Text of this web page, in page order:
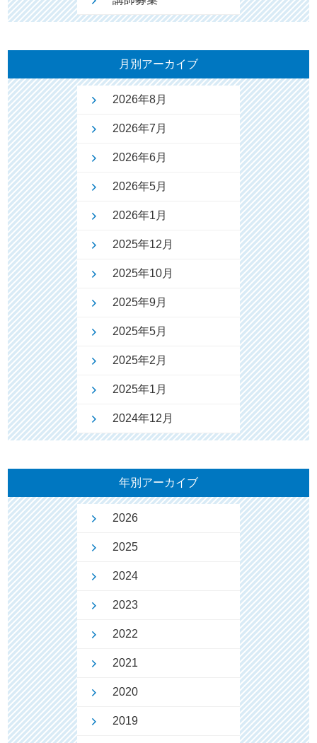
月別アーカイブ
2026年8月
2026年7月
2026年6月
2026年5月
2026年1月
2025年12月
2025年10月
2025年9月
2025年5月
2025年2月
2025年1月
2024年12月
年別アーカイブ
2026
2025
2024
2023
2022
2021
2020
2019